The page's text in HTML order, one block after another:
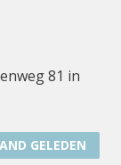
81 in
GELEDEN